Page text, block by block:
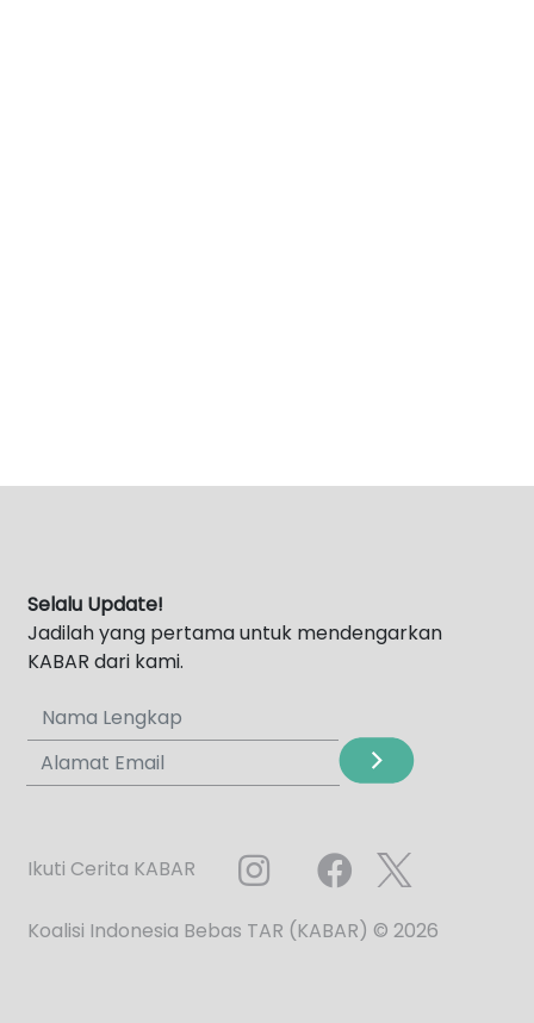
Selalu Update!
Jadilah yang pertama untuk mendengarkan
KABAR dari kami.
Ikuti Cerita KABAR
Koalisi Indonesia Bebas TAR (KABAR) © 2026